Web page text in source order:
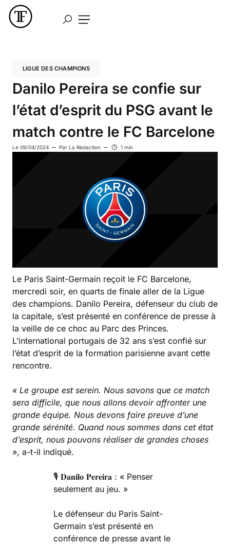
LIGUE DES CHAMPIONS
Danilo Pereira se confie sur
l’état d’esprit du PSG avant le
match contre le FC Barcelone
Le 09/04/2024 Par La Rédaction 1 min
Le Paris Saint-Germain reçoit le FC Barcelone,
mercredi soir, en quarts de finale aller de la Ligue
des champions. Danilo Pereira, défenseur du club de
la capitale, s’est présenté en conférence de presse à
la veille de ce choc au Parc des Princes.
L’international portugais de 32 ans s’est confié sur
l’état d’esprit de la formation parisienne avant cette
rencontre.
« Le groupe est serein. Nous savons que ce match
sera difficile, que nous allons devoir affronter une
grande équipe. Nous devons faire preuve d’une
grande sérénité. Quand nous sommes dans cet état
d’esprit, nous pouvons réaliser de grandes choses
», a-t-il indiqué.
🎙️ 𝐃𝐚𝐧𝐢𝐥𝐨 𝐏𝐞𝐫𝐞𝐢𝐫𝐚 : « Penser
seulement au jeu. »
Le défenseur du Paris Saint-
Germain s’est présenté en
conférence de presse avant le